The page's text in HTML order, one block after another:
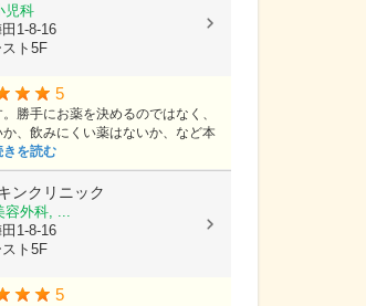
児科
1-8-16
ト5F
5
勝手にお薬を決めるのではなく、
、飲みにくい薬はないか、など本
きを読む
ンクリニック
容外科, ...
1-8-16
ト5F
5